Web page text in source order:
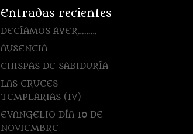
Entradas recientes
DECÍAMOS AYER………
AUSENCIA
CHISPAS DE SABIDURÍA
LAS CRUCES
TEMPLARIAS (IV)
EVANGELIO DÍA 10 DE
NOVIEMBRE